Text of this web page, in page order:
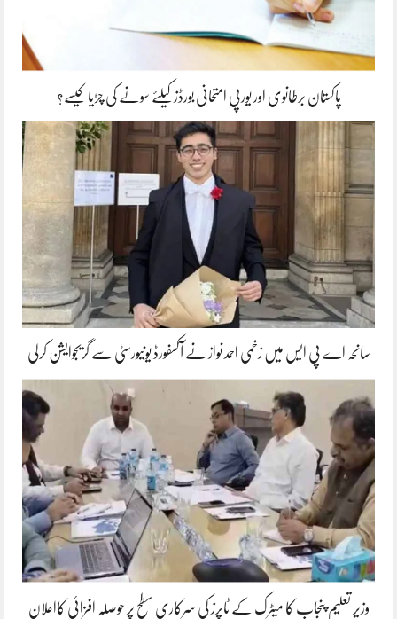
پاکستان برطانوی اور یورپی امتحانی بورڈز کیلئے سونے کی چڑیا کیسے؟
سانحہ اے پی ایس میں زخمی احمد نواز نے آکسفورڈ یونیورسٹی سے گریجوایشن کرلی
وزیر تعلیم پنجاب کا میٹرک کے ٹاپرز کی سرکاری سطح پر حوصلہ افزائی کااعلان